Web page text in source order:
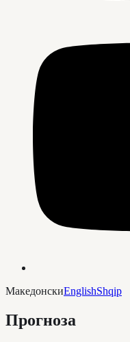
МакедонскиEnglishShqip
Прогноза